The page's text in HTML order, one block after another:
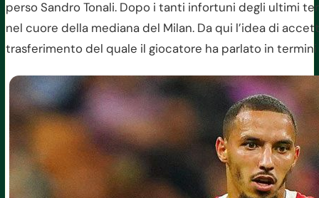
perso Sandro Tonali. Dopo i tanti infortuni degli ultimi
nel cuore della mediana del Milan. Da qui l’idea di
trasferimento del quale il giocatore ha parlato in